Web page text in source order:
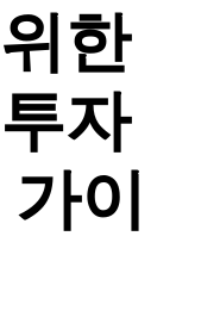
한
자
이